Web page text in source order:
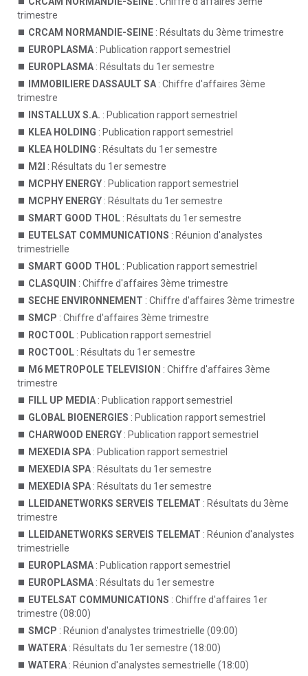
trimestre
CRCAM NORMANDIE-SEINE : Résultats du 3ème trimestre
EUROPLASMA : Publication rapport semestriel
EUROPLASMA : Résultats du 1er semestre
IMMOBILIERE DASSAULT SA : Chiffre d'affaires 3ème
trimestre
INSTALLUX S.A. : Publication rapport semestriel
KLEA HOLDING : Publication rapport semestriel
KLEA HOLDING : Résultats du 1er semestre
M2I : Résultats du 1er semestre
MCPHY ENERGY : Publication rapport semestriel
MCPHY ENERGY : Résultats du 1er semestre
SMART GOOD THOL : Résultats du 1er semestre
EUTELSAT COMMUNICATIONS : Réunion d'analystes
trimestrielle
SMART GOOD THOL : Publication rapport semestriel
CLASQUIN : Chiffre d'affaires 3ème trimestre
SECHE ENVIRONNEMENT : Chiffre d'affaires 3ème trimestre
SMCP : Chiffre d'affaires 3ème trimestre
ROCTOOL : Publication rapport semestriel
ROCTOOL : Résultats du 1er semestre
M6 METROPOLE TELEVISION : Chiffre d'affaires 3ème
trimestre
FILL UP MEDIA : Publication rapport semestriel
GLOBAL BIOENERGIES : Publication rapport semestriel
CHARWOOD ENERGY : Publication rapport semestriel
MEXEDIA SPA : Publication rapport semestriel
MEXEDIA SPA : Résultats du 1er semestre
MEXEDIA SPA : Résultats du 1er semestre
LLEIDANETWORKS SERVEIS TELEMAT : Résultats du 3ème
trimestre
LLEIDANETWORKS SERVEIS TELEMAT : Réunion d'analystes
trimestrielle
EUROPLASMA : Publication rapport semestriel
EUROPLASMA : Résultats du 1er semestre
EUTELSAT COMMUNICATIONS : Chiffre d'affaires 1er
trimestre (08:00)
SMCP : Réunion d'analystes trimestrielle (09:00)
WATERA : Résultats du 1er semestre (18:00)
WATERA : Réunion d'analystes semestrielle (18:00)